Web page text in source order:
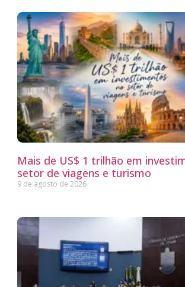
Mais de US$ 1 trilhão em
setor de viagens e turismo
9 de agosto de 2026